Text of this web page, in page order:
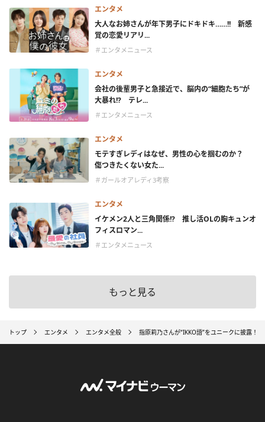
エンタメ
大人なお姉さんが年下男子にドキドキ……!! 新感
覚の恋愛リアリ...
＃エンタメニュース
エンタメ
会社の後輩男子と急接近で、脳内の“細胞たち”が
大暴れ!? テレ...
＃エンタメニュース
エンタメ
モテすぎレディはなぜ、男性の心を掴むのか？
傷つきたくない女た...
＃ガールオアレディ3考察
エンタメ
イケメン2人と三角関係!? 推し活OLの胸キュンオ
フィスロマン...
＃エンタメニュース
もっと見る
トップ エンタメ エンタメ全般 指原莉乃さんが“IKKO語”をユニークに披露！